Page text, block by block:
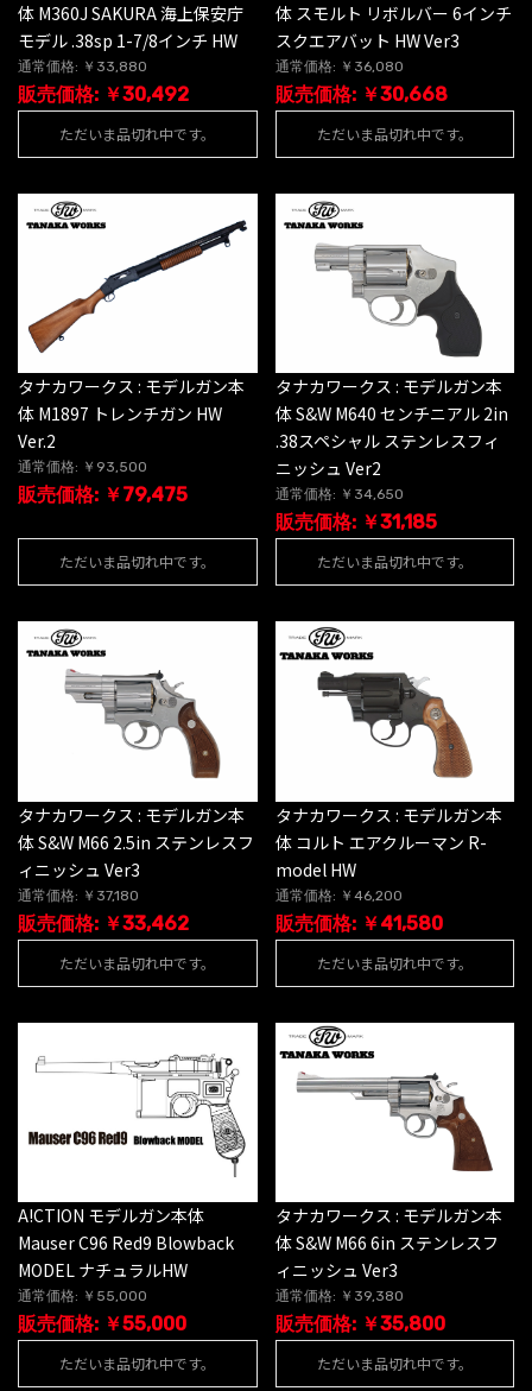
体 M360J SAKURA 海上保安庁
モデル .38sp 1-7/8インチ HW
通常価格: ￥33,880
販売価格: ￥30,492
ただいま品切れ中です。
体 スモルト リボルバー 6インチ
スクエアバット HW Ver3
通常価格: ￥36,080
販売価格: ￥30,668
ただいま品切れ中です。
タナカワークス : モデルガン本
体 M1897 トレンチガン HW
Ver.2
通常価格: ￥93,500
販売価格: ￥79,475
ただいま品切れ中です。
タナカワークス : モデルガン本
体 S&W M640 センチニアル 2in
.38スペシャル ステンレスフィ
ニッシュ Ver2
通常価格: ￥34,650
販売価格: ￥31,185
ただいま品切れ中です。
タナカワークス : モデルガン本
体 S&W M66 2.5in ステンレスフ
ィニッシュ Ver3
通常価格: ￥37,180
販売価格: ￥33,462
ただいま品切れ中です。
タナカワークス : モデルガン本
体 コルト エアクルーマン R-
model HW
通常価格: ￥46,200
販売価格: ￥41,580
ただいま品切れ中です。
A!CTION モデルガン本体
Mauser C96 Red9 Blowback
MODEL ナチュラルHW
通常価格: ￥55,000
販売価格: ￥55,000
ただいま品切れ中です。
タナカワークス : モデルガン本
体 S&W M66 6in ステンレスフ
ィニッシュ Ver3
通常価格: ￥39,380
販売価格: ￥35,800
ただいま品切れ中です。